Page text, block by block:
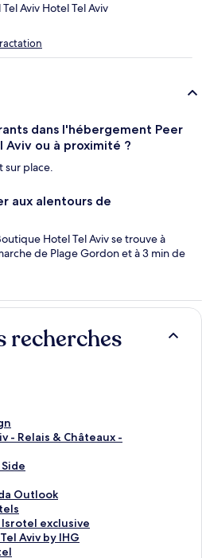
Aviv Hotel Tel Aviv
dans l'hébergement Peer
Aviv ou à proximité ?
sur place.
aux alentours de
Hotel Tel Aviv se trouve à
de Plage Gordon et à 3 min de
recherches
- Relais & Châteaux -
Outlook
Isrotel exclusive
Aviv by IHG